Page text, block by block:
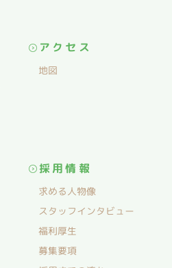
アクセス
地図
採用情報
求める人物像
スタッフインタビュー
福利厚生
募集要項